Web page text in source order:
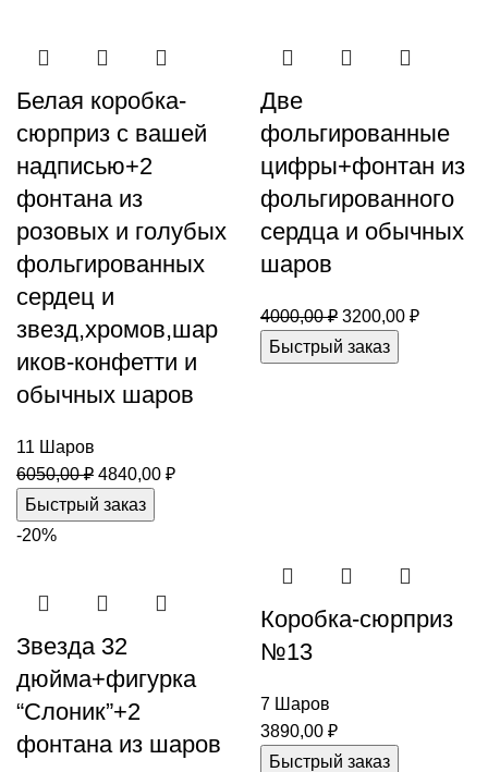
Белая коробка-
сюрприз с вашей
надписью+2
фонтана из
розовых и голубых
фольгированных
сердец и
звезд,хромов,шар
иков-конфетти и
обычных шаров
11 Шаров
6050,00₽ 4840,00 ₽
Быстрый заказ
Две
фольгированные
цифры+фонтан из
фольгированного
сердца и обычных
шаров
4000,00₽ 3200,00 ₽
Быстрый заказ
-20%
Звезда 32
дюйма+фигурка
“Слоник”+2
фонтана из шаров
Коробка-сюрприз
№13
7 Шаров
3890,00 ₽
Быстрый заказ